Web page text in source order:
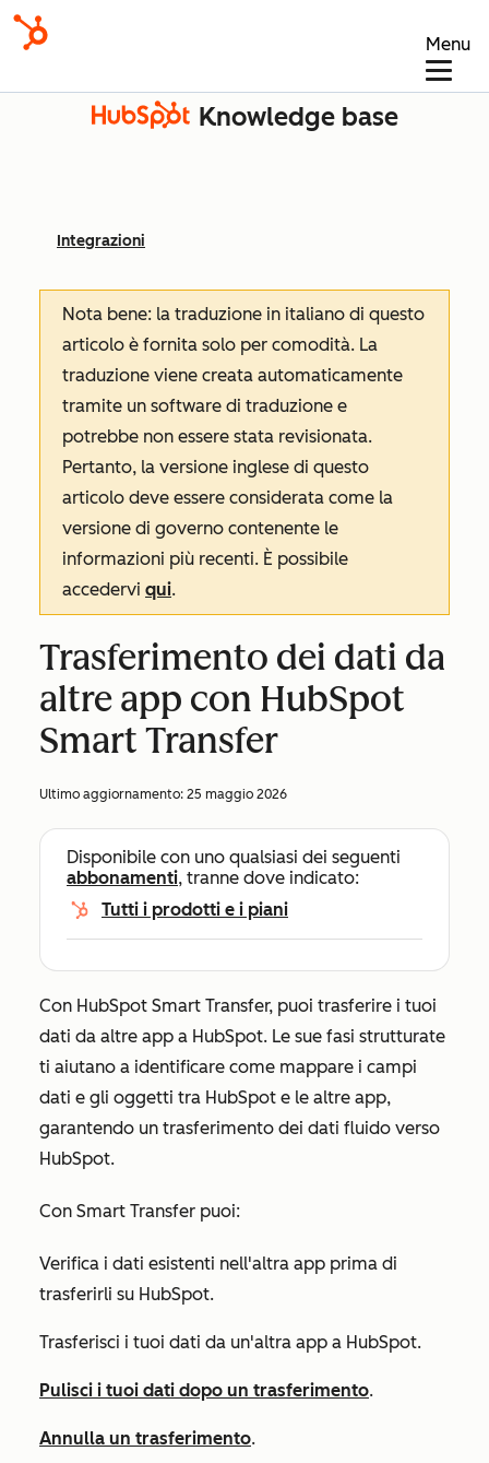
Menu
Knowledge base
Integrazioni
Nota bene: la traduzione in italiano di questo
articolo è fornita solo per comodità. La
traduzione viene creata automaticamente
tramite un software di traduzione e
potrebbe non essere stata revisionata.
Pertanto, la versione inglese di questo
articolo deve essere considerata come la
versione di governo contenente le
informazioni più recenti. È possibile
accedervi qui.
Trasferimento dei dati da
altre app con HubSpot
Smart Transfer
Ultimo aggiornamento: 25 maggio 2026
Disponibile con uno qualsiasi dei seguenti
abbonamenti, tranne dove indicato:
Tutti i prodotti e i piani
Con HubSpot Smart Transfer, puoi trasferire i tuoi
dati da altre app a HubSpot. Le sue fasi strutturate
ti aiutano a identificare come mappare i campi
dati e gli oggetti tra HubSpot e le altre app,
garantendo un trasferimento dei dati fluido verso
HubSpot.
Con Smart Transfer puoi:
Verifica i dati esistenti nell'altra app prima di
trasferirli su HubSpot.
Trasferisci i tuoi dati da un'altra app a HubSpot.
Pulisci i tuoi dati dopo un trasferimento.
Annulla un trasferimento.